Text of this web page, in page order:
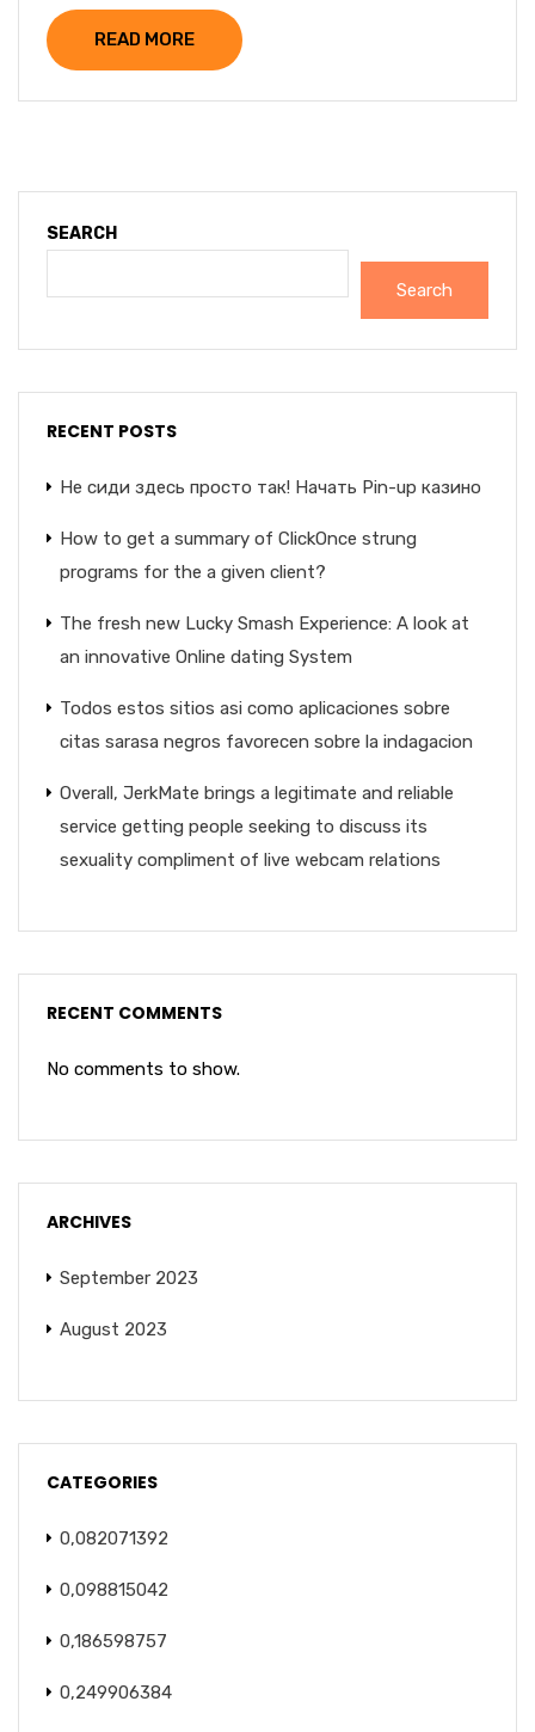
READ MORE
SEARCH
Search
RECENT POSTS
Не сиди здесь просто так! Начать Pin-up казино
How to get a summary of ClickOnce strung
programs for the a given client?
The fresh new Lucky Smash Experience: A look at
an innovative Online dating System
Todos estos sitios asi­ como aplicaciones sobre
citas sarasa negros favorecen sobre la indagacion
Overall, JerkMate brings a legitimate and reliable
service getting people seeking to discuss its
sexuality compliment of live webcam relations
RECENT COMMENTS
No comments to show.
ARCHIVES
September 2023
August 2023
CATEGORIES
0,082071392
0,098815042
0,186598757
0,249906384